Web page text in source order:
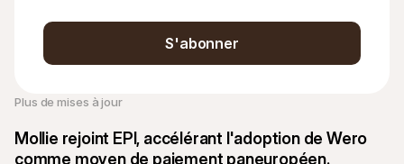
S'abonner
Plus de mises à jour
Mollie rejoint EPI, accélérant l'adoption de Wero
comme moyen de paiement paneuropéen.